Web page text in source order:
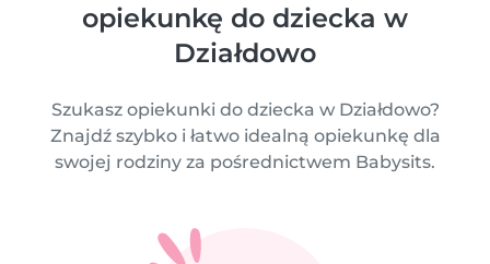
opiekunkę do dziecka w
Działdowo
Szukasz opiekunki do dziecka w Działdowo?
Znajdź szybko i łatwo idealną opiekunkę dla
swojej rodziny za pośrednictwem Babysits.